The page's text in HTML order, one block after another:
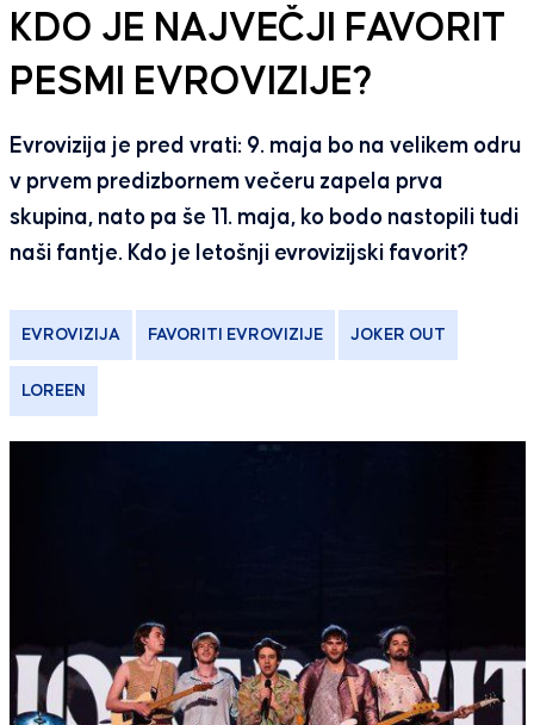
KDO JE NAJVEČJI FAVORIT
PESMI EVROVIZIJE?
Evrovizija je pred vrati: 9. maja bo na velikem odru
v prvem predizbornem večeru zapela prva
skupina, nato pa še 11. maja, ko bodo nastopili tudi
naši fantje. Kdo je letošnji evrovizijski favorit?
EVROVIZIJA FAVORITI EVROVIZIJE JOKER OUT
LOREEN